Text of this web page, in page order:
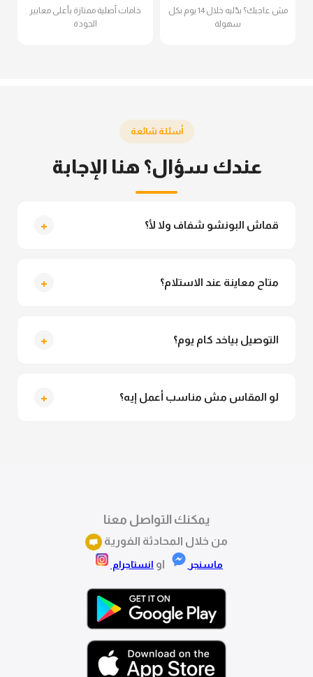
مش عاجبك؟ بدّليه خلال 14 يوم بكل
سهولة
خامات أصلية ممتازة بأعلى معايير
الجودة
أسئلة شائعة
عندك سؤال؟ هنا الإجابة
قماش البونشو شفاف ولا لأ؟ +
متاح معاينة عند الاستلام؟ +
التوصيل بياخد كام يوم؟ +
لو المقاس مش مناسب أعمل إيه؟ +
يمكنك التواصل معنا
من خلال المحادثة الفورية
ماسنجر او انستاجرام